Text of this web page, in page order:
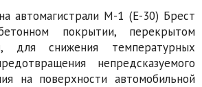
автомагистрали М-1 (Е-30) Брест
покрытии, перекрытом
для снижения температурных
непредсказуемого
на поверхности автомобильной